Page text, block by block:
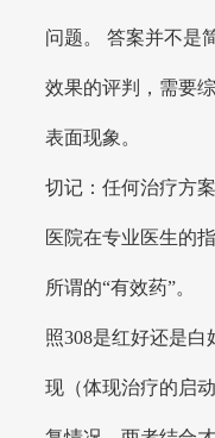
问题。 答案并不是
效果的评判，需要
表面现象。
切记：任何治疗方
医院在专业医生的
所谓的“有效药”。
照308是红好还是
现（体现治疗的启